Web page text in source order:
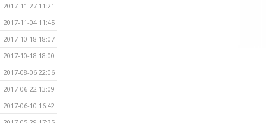
2017-11-27 11:21
2017-11-04 11:45
2017-10-18 18:07
2017-10-18 18:00
2017-08-06 22:06
2017-06-22 13:09
2017-06-10 16:42